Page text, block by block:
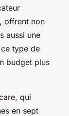
offrent non
aussi une
type de
budget plus
qui
en sept